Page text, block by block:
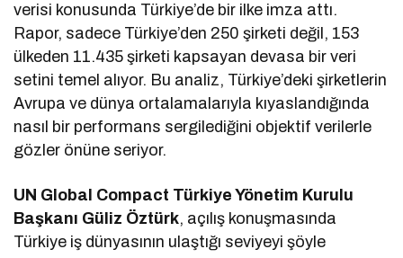
verisi konusunda Türkiye’de bir ilke imza attı.
Rapor, sadece Türkiye’den 250 şirketi değil, 153
ülkeden 11.435 şirketi kapsayan devasa bir veri
setini temel alıyor. Bu analiz, Türkiye’deki şirketlerin
Avrupa ve dünya ortalamalarıyla kıyaslandığında
nasıl bir performans sergilediğini objektif verilerle
gözler önüne seriyor.
UN Global Compact Türkiye Yönetim Kurulu
Başkanı Güliz Öztürk, açılış konuşmasında
Türkiye iş dünyasının ulaştığı seviyeyi şöyle